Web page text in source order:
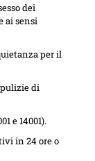
dei
ai sensi
per il
di
e 14001).
in 24 ore o